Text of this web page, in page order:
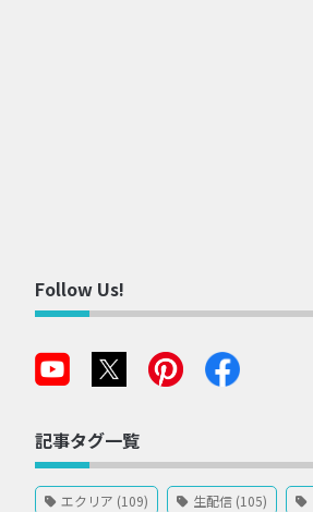
Follow Us!
記事タグ一覧
エクリア (109) 生配信 (105)